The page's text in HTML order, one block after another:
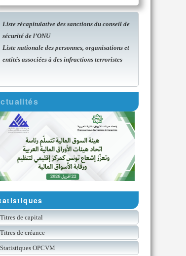
Liste récapitulative des sanctions du conseil de
sécurité de l’ONU
Liste nationale des personnes, organisations et
entités associées à des infractions terroristes
Titres de capital
Titres de créance
Statistiques OPCVM